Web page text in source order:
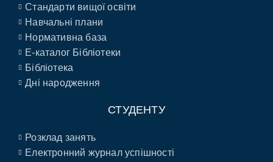
Стандарти вищої освіти
Навчальні плани
Нормативна база
E-каталог Бібліотеки
Бібліотека
Дні народження
СТУДЕНТУ
Розклад занять
Електронний журнал успішності